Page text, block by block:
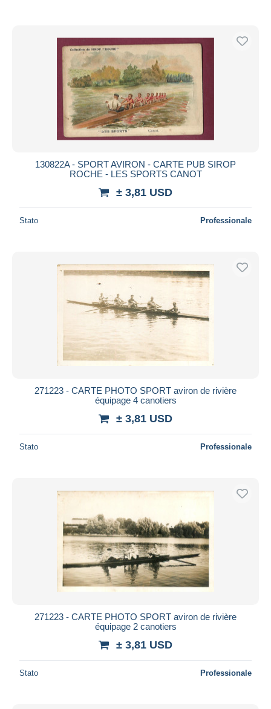
130822A - SPORT AVIRON - CARTE PUB SIROP
ROCHE - LES SPORTS CANOT
± 3,81 USD
Stato Professionale
271223 - CARTE PHOTO SPORT aviron de rivière
équipage 4 canotiers
± 3,81 USD
Stato Professionale
271223 - CARTE PHOTO SPORT aviron de rivière
équipage 2 canotiers
± 3,81 USD
Stato Professionale